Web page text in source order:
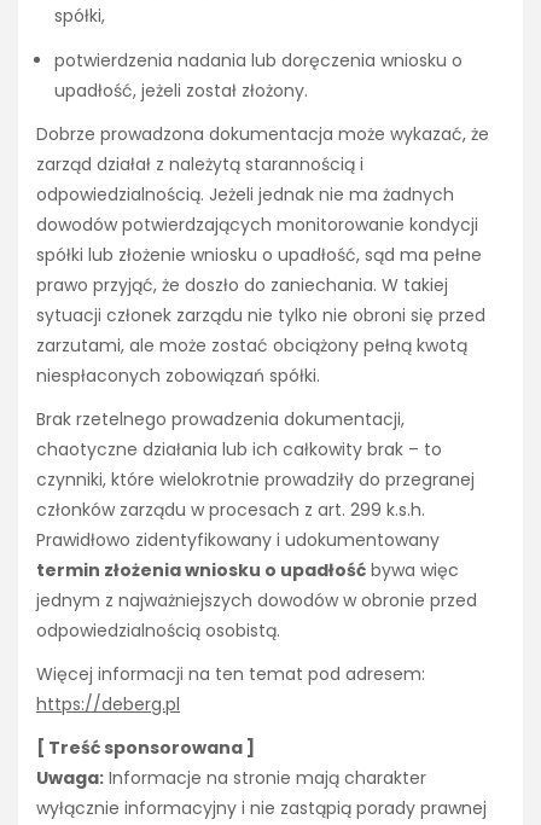
spółki,
potwierdzenia nadania lub doręczenia wniosku o
upadłość, jeżeli został złożony.
Dobrze prowadzona dokumentacja może wykazać, że
zarząd działał z należytą starannością i
odpowiedzialnością. Jeżeli jednak nie ma żadnych
dowodów potwierdzających monitorowanie kondycji
spółki lub złożenie wniosku o upadłość, sąd ma pełne
prawo przyjąć, że doszło do zaniechania. W takiej
sytuacji członek zarządu nie tylko nie obroni się przed
zarzutami, ale może zostać obciążony pełną kwotą
niespłaconych zobowiązań spółki.
Brak rzetelnego prowadzenia dokumentacji,
chaotyczne działania lub ich całkowity brak – to
czynniki, które wielokrotnie prowadziły do przegranej
członków zarządu w procesach z art. 299 k.s.h.
Prawidłowo zidentyfikowany i udokumentowany
termin złożenia wniosku o upadłość bywa więc
jednym z najważniejszych dowodów w obronie przed
odpowiedzialnością osobistą.
Więcej informacji na ten temat pod adresem:
https://deberg.pl
[ Treść sponsorowana ]
Uwaga: Informacje na stronie mają charakter
wyłącznie informacyjny i nie zastąpią porady prawnej